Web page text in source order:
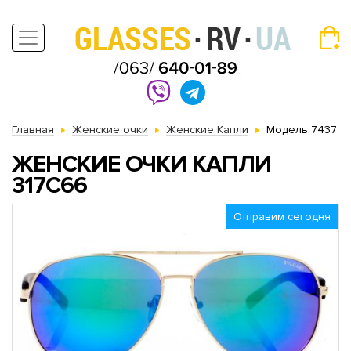
Главная Женские очки Женские Капли Модель 7437
ЖЕНСКИЕ ОЧКИ КАПЛИ
317C66
Отправим сегодня